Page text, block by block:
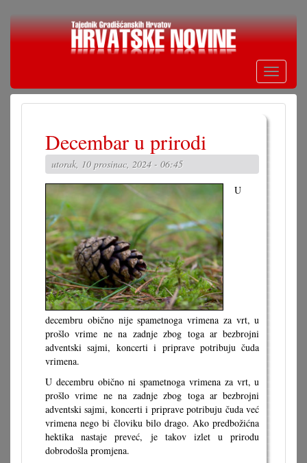
Skoči
Toggle
Decembar u prirodi
utorak, 10 prosinac, 2024 - 06:45
U
decembru obično nije spametnoga vrimena za vrt, u
prošlo vrime ne na zadnje zbog toga ar bezbrojni
adventski sajmi, koncerti i priprave potribuju čuda
vrimena.
U decembru obično ni spametnoga vrimena za vrt, u
prošlo vrime ne na zadnje zbog toga ar bezbrojni
adventski sajmi, koncerti i priprave potribuju čuda već
vrimena nego bi človiku bilo drago. Ako predbožićna
hektika nastaje preveć, je takov izlet u prirodu
dobrodošla promjena.